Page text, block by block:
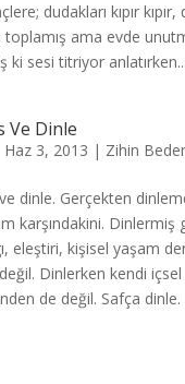
dudakları kıpır
toplamış ama evde
ki sesi titriyor
Ve Dinle
Haz 3, 2013 | Zihin
dinle. Gerçekten
karşındakini. Dinlermiş
eleştiri, kişisel yaşam
Dinlerken kendi
de değil. Safça